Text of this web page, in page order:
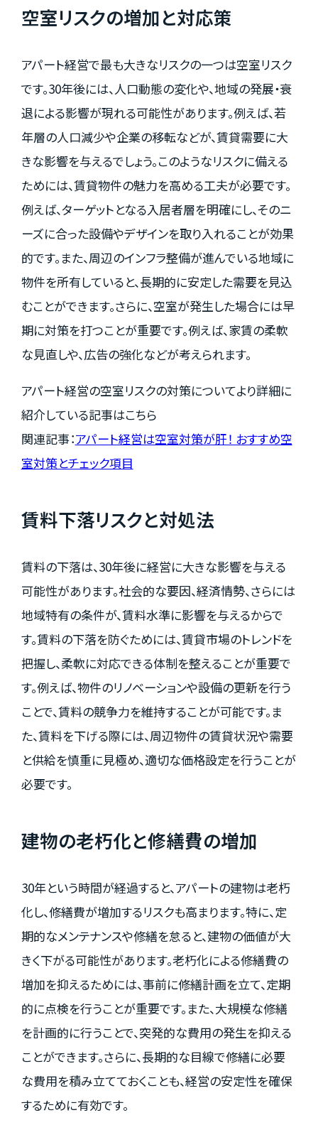
空室リスクの増加と対応策
アパート経営で最も大きなリスクの一つは空室リスク
です。30年後には、人口動態の変化や、地域の発展・衰
退による影響が現れる可能性があります。例えば、若
年層の人口減少や企業の移転などが、賃貸需要に大
きな影響を与えるでしょう。このようなリスクに備える
ためには、賃貸物件の魅力を高める工夫が必要です。
例えば、ターゲットとなる入居者層を明確にし、そのニ
ーズに合った設備やデザインを取り入れることが効果
的です。また、周辺のインフラ整備が進んでいる地域に
物件を所有していると、長期的に安定した需要を見込
むことができます。さらに、空室が発生した場合には早
期に対策を打つことが重要です。例えば、家賃の柔軟
な見直しや、広告の強化などが考えられます。
アパート経営の空室リスクの対策についてより詳細に
紹介している記事はこちら
関連記事：アパート経営は空室対策が肝！ おすすめ空
室対策とチェック項目
賃料下落リスクと対処法
賃料の下落は、30年後に経営に大きな影響を与える
可能性があります。社会的な要因、経済情勢、さらには
地域特有の条件が、賃料水準に影響を与えるからで
す。賃料の下落を防ぐためには、賃貸市場のトレンドを
把握し、柔軟に対応できる体制を整えることが重要で
す。例えば、物件のリノベーションや設備の更新を行う
ことで、賃料の競争力を維持することが可能です。ま
た、賃料を下げる際には、周辺物件の賃貸状況や需要
と供給を慎重に見極め、適切な価格設定を行うことが
必要です。
建物の老朽化と修繕費の増加
30年という時間が経過すると、アパートの建物は老朽
化し、修繕費が増加するリスクも高まります。特に、定
期的なメンテナンスや修繕を怠ると、建物の価値が大
きく下がる可能性があります。老朽化による修繕費の
増加を抑えるためには、事前に修繕計画を立て、定期
的に点検を行うことが重要です。また、大規模な修繕
を計画的に行うことで、突発的な費用の発生を抑える
ことができます。さらに、長期的な目線で修繕に必要
な費用を積み立てておくことも、経営の安定性を確保
するために有効です。